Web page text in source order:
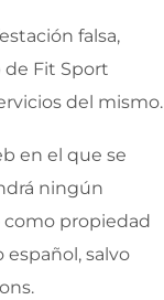
falsa,
de Fit Sport
del mismo.
en el que se
ningún
propiedad
salvo
.